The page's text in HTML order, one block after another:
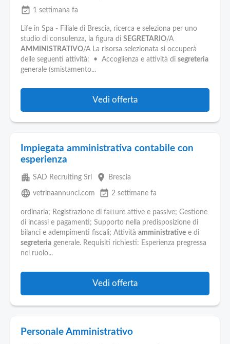
event_available 1 settimana fa
Life in Spa - Filiale di Brescia, ricerca e seleziona per uno
studio di consulenza, la figura di SEGRETARIO/A
AMMINISTRATIVO/A La risorsa selezionata si occuperà
delle seguenti attività: • Accoglienza e attività di segreteria
generale (smistamento...
Vedi offerta
Impiegata amministrativa contabile con
esperienza
apartment SAD Recruiting Srl place Brescia
language vetrinaannunci.com event_available 2 settimane fa
ordinaria; Registrazione di fatture attive e passive; Gestione
di incassi e pagamenti; Supporto nella predisposizione di
bilanci e adempimenti fiscali; Attività amministrative e di
segreteria generale. Requisiti richiesti: Esperienza pregressa
nel ruolo...
Vedi offerta
Personale Amministrativo